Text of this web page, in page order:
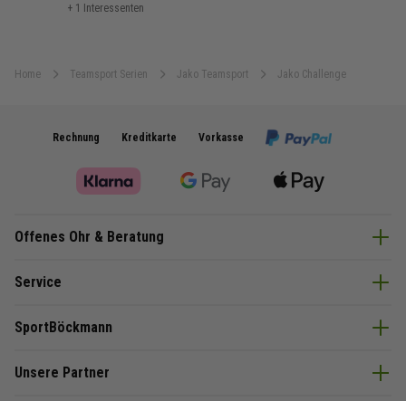
Home Teamsport Serien Jako Teamsport Jako Challenge
+ 1 Interessenten
Rechnung Kreditkarte Vorkasse
Offenes Ohr & Beratung
Service
SportBöckmann
Unsere Partner